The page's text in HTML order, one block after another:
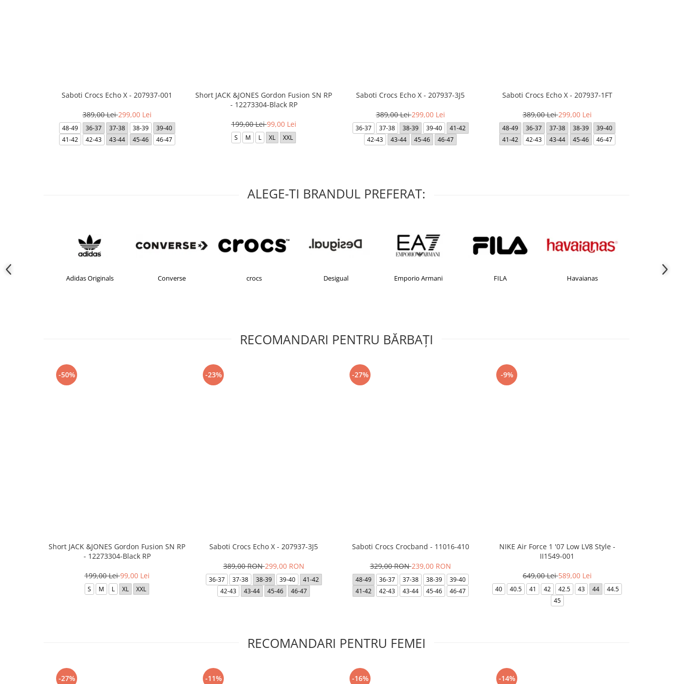
Saboti Crocs Echo X - 207937-001
389,00 Lei299,00 Lei
48-49 36-37 37-38 38-39
39-40
41-42
42-43 43-44 45-46 46-47
Short JACK &JONES Gordon Fusion SN RP
- 12273304-Black RP
199,00 Lei99,00 Lei
S M L XL XXL
Saboti Crocs Echo X - 207937-3J5
389,00 Lei299,00 Lei
36-37 37-38 38-39 39-40
41-42
42-43
43-44 45-46 46-47
Saboti Crocs Echo X - 207937-1FT
389,00 Lei299,00 Lei
48-49 36-37 37-38 38-39
39-40
41-42
42-43 43-44 45-46 46-47
ALEGE-TI BRANDUL PREFERAT:
Converse crocs Desigual Emporio Armani FILA Havaianas JACK &JONES
RECOMANDARI PENTRU BĂRBAŢI
-50%
Short JACK &JONES Gordon Fusion SN RP
- 12273304-Black RP
199,00 Lei99,00 Lei
S M L XL XXL
-23%
Saboti Crocs Echo X - 207937-3J5
389,00 RON299,00 RON
36-37 37-38 38-39 39-40
41-42
42-43
43-44 45-46 46-47
-27%
Saboti Crocs Crocband - 11016-410
329,00 RON239,00 RON
48-49 36-37 37-38 38-39
39-40
41-42
42-43 43-44 45-46 46-47
-9%
NIKE Air Force 1 '07 Low LV8 Style -
II1549-001
649,00 Lei589,00 Lei
40 40.5 41 42 42.5 43 44
44.5
45
RECOMANDARI PENTRU FEMEI
-27% -11% -16% -14%